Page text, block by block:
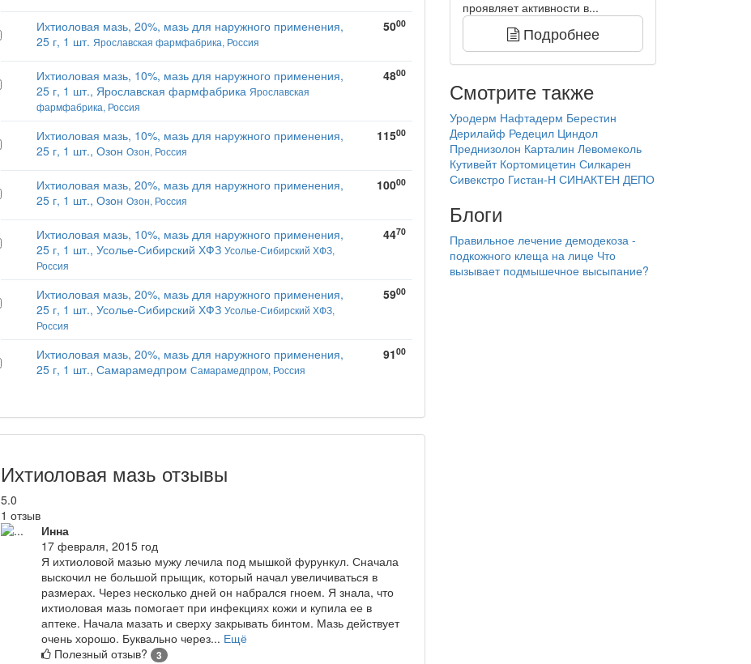
Ихтиоловая мазь, 20%, мазь для наружного применения,
25 г, 1 шт. Ярославская фармфабрика, Россия
5000
Ихтиоловая мазь, 10%, мазь для наружного применения,
25 г, 1 шт., Ярославская фармфабрика Ярославская
фармфабрика, Россия
4800
Ихтиоловая мазь, 10%, мазь для наружного применения,
25 г, 1 шт., Озон Озон, Россия
11500
Ихтиоловая мазь, 20%, мазь для наружного применения,
25 г, 1 шт., Озон Озон, Россия
10000
Ихтиоловая мазь, 10%, мазь для наружного применения,
25 г, 1 шт., Усолье-Сибирский ХФЗ Усолье-Сибирский ХФЗ,
Россия
4470
Ихтиоловая мазь, 20%, мазь для наружного применения,
25 г, 1 шт., Усолье-Сибирский ХФЗ Усолье-Сибирский ХФЗ,
Россия
5900
Ихтиоловая мазь, 20%, мазь для наружного применения,
25 г, 1 шт., Самарамедпром Самарамедпром, Россия
9100
Ихтиоловая мазь отзывы
5.0
1 отзыв
Инна
17 февраля, 2015 год
Я ихтиоловой мазью мужу лечила под мышкой фурункул. Сначала
выскочил не большой прыщик, который начал увеличиваться в
размерах. Через несколько дней он набрался гноем. Я знала, что
ихтиоловая мазь помогает при инфекциях кожи и купила ее в
аптеке. Начала мазать и сверху закрывать бинтом. Мазь действует
очень хорошо. Буквально через... Ещё
Полезный отзыв?
3
проявляет активности в...
Подробнее
Смотрите также
Уродерм Нафтадерм Берестин
Дерилайф Редецил Циндол
Преднизолон Карталин Левомеколь
Кутивейт Кортомицетин Силкарен
Сивекстро Гистан-Н СИНАКТЕН ДЕПО
Блоги
Правильное лечение демодекоза -
подкожного клеща на лице Что
вызывает подмышечное высыпание?